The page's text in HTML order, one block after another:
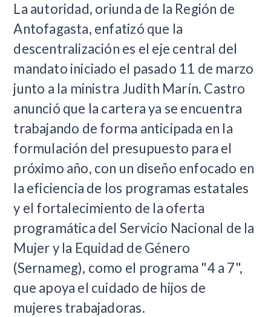
La autoridad, oriunda de la Región de
Antofagasta, enfatizó que la
descentralización es el eje central del
mandato iniciado el pasado 11 de marzo
junto a la ministra Judith Marín. Castro
anunció que la cartera ya se encuentra
trabajando de forma anticipada en la
formulación del presupuesto para el
próximo año, con un diseño enfocado en
la eficiencia de los programas estatales
y el fortalecimiento de la oferta
programática del Servicio Nacional de la
Mujer y la Equidad de Género
(Sernameg), como el programa "4 a 7",
que apoya el cuidado de hijos de
mujeres trabajadoras.